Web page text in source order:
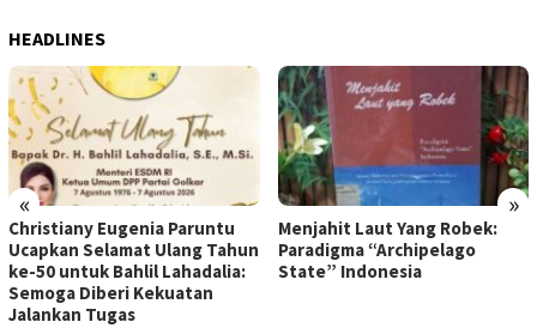
HEADLINES
« »
Christiany Eugenia Paruntu
Ucapkan Selamat Ulang Tahun
ke-50 untuk Bahlil Lahadalia:
Semoga Diberi Kekuatan
Jalankan Tugas
Menjahit Laut Yang Robek:
Paradigma “Archipelago
State” Indonesia